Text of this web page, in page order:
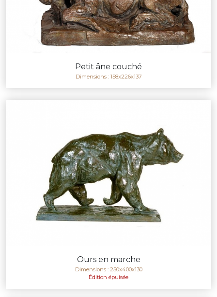
Petit âne couché
Dimensions : 158x226x137
Ours en marche
Dimensions : 250x400x130
Édition épuisée